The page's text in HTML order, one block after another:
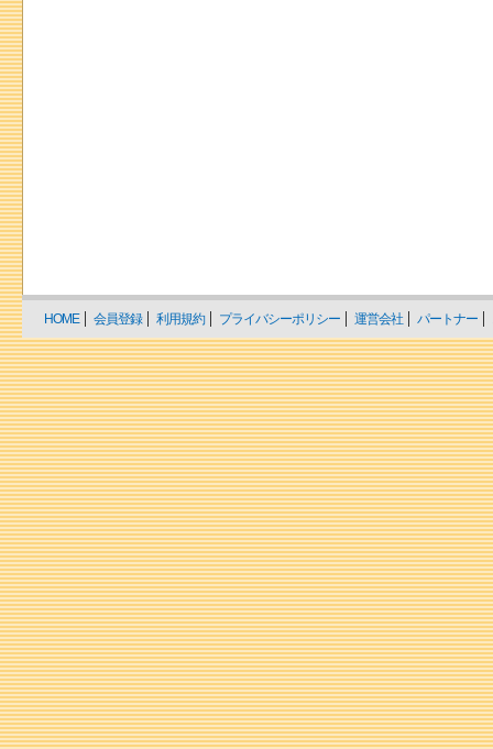
HOME 会員登録 利用規約 プライバシーポリシー 運営会社 パートナー